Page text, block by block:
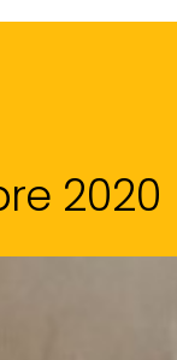
2020